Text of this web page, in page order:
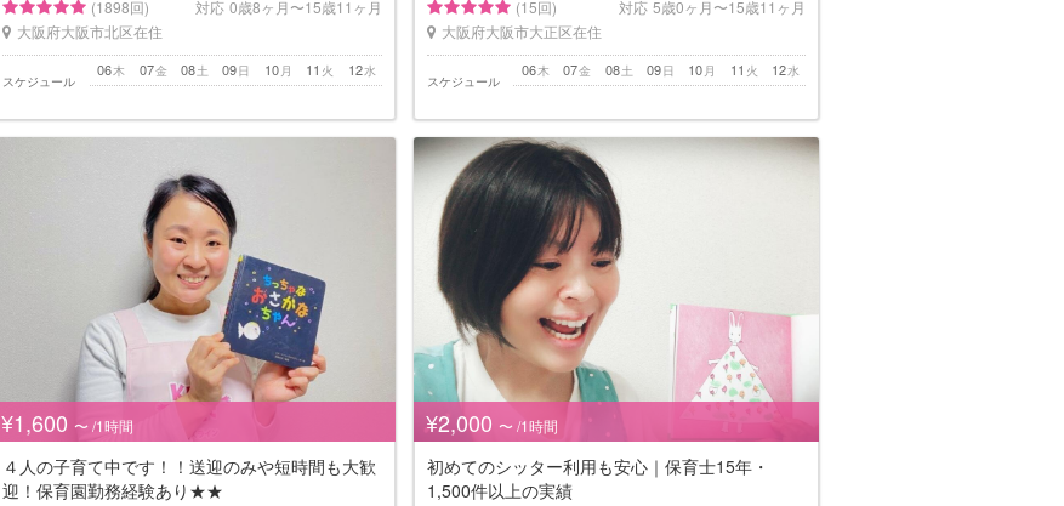
(1898回) 対応 0歳8ヶ月〜15歳11ヶ月
大阪府大阪市北区在住
スケジュール
木
06 金
07 土
08 日
09 月
10 火
11 水
12
(15回) 対応 5歳0ヶ月〜15歳11ヶ月
大阪府大阪市大正区在住
スケジュール
木
06 金
07 土
08 日
09 月
10 火
11 水
12
¥1,600 〜 /1時間
４人の子育て中です！！送迎のみや短時間も大歓
迎！保育園勤務経験あり★★
¥2,000 〜 /1時間
初めてのシッター利用も安心｜保育士15年・
1,500件以上の実績